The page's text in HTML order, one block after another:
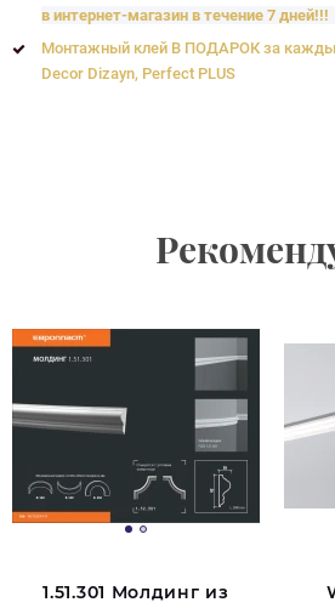
в интернет-магазин в течение 7 дней!!!
Монтажный клей В ПОДАРОК за
Decor Dizayn, Perfect PLUS
1.51.301 Молдинг из